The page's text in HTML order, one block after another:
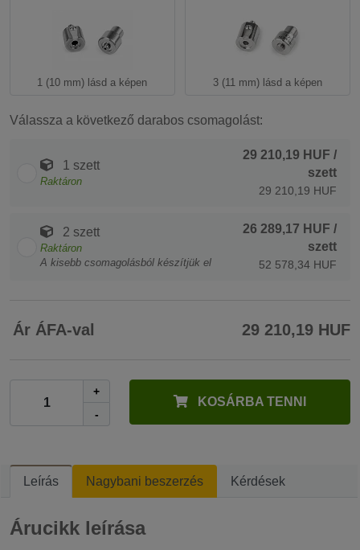
1 (10 mm) lásd a képen 3 (11 mm) lásd a képen
Válassza a következő darabos csomagolást:
1 szett
Raktáron
29 210,19 HUF /
szett
29 210,19 HUF
2 szett
Raktáron
A kisebb csomagolásból készítjük el
26 289,17 HUF /
szett
52 578,34 HUF
Ár ÁFA-val 29 210,19 HUF
+
-
KOSÁRBA TENNI
Leírás Nagybani beszerzés Kérdések
Árucikk leírása